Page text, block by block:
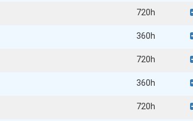
720h
360h
720h
360h
720h